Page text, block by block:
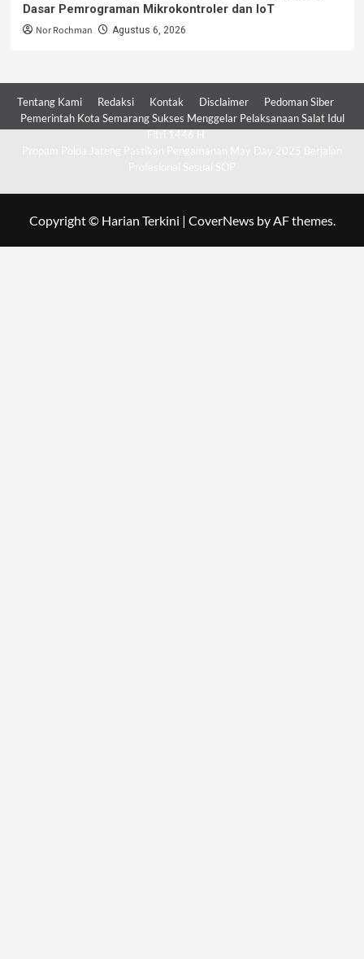
Dasar Pemrograman Mikrokontroler dan IoT
Nor Rochman Agustus 6, 2026
Tentang Kami Redaksi Kontak Disclaimer
Pedoman Siber
Pemerintah Kota Semarang Sukses Menggelar Pelaksanaan Salat Idul
Copyright © Harian Terkini | CoverNewsby AF themes.